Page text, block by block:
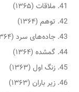
ملاقات (۱۳۶۵)
توهم (۱۳۶۴)
جاده‌های سرد (۱۳۶۴)
گمشده (۱۳۶۴)
زنگ اول (۱۳۶۳)
زیر باران (۱۳۶۳)